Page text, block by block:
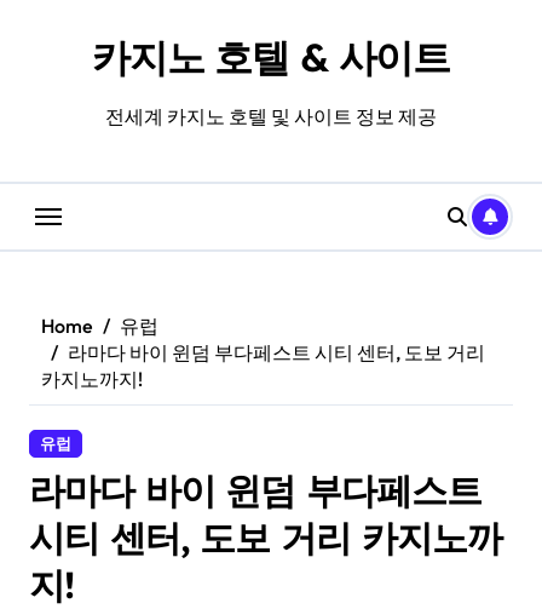
카지노 호텔 & 사이트
전세계 카지노 호텔 및 사이트 정보 제공
Home
유럽
라마다 바이 윈덤 부다페스트 시티 센터, 도보 거리
카지노까지!
유럽
라마다 바이 윈덤 부다페스트
시티 센터, 도보 거리 카지노까
지!